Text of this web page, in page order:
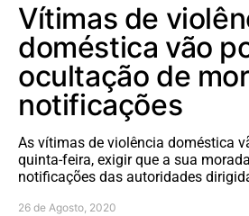
Vítimas de
doméstica vão
ocultação de
notificações
As vítimas de violência doméstica
quinta-feira, exigir que a sua
notificações das autoridades
26 de Agosto, 2020